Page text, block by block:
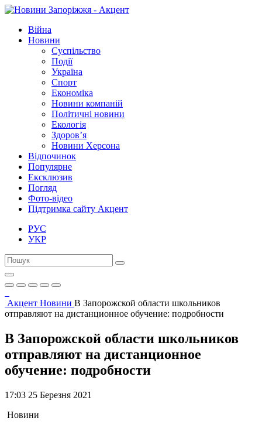
Війна
Новини
Суспільство
Події
Україна
Спорт
Економіка
Новини компаній
Політичні новини
Екологія
Здоров’я
Новини Херсона
Відпочинок
Популярне
Ексклюзив
Погляд
Фото-відео
Підтримка сайту Акцент
РУС
УКР
Акцент Новини В Запорожской области школьников
отправляют на дистанционное обучение: подробности
В Запорожской области школьников
отправляют на дистанционное
обучение: подробности
17:03 25 Березня 2021
Новини